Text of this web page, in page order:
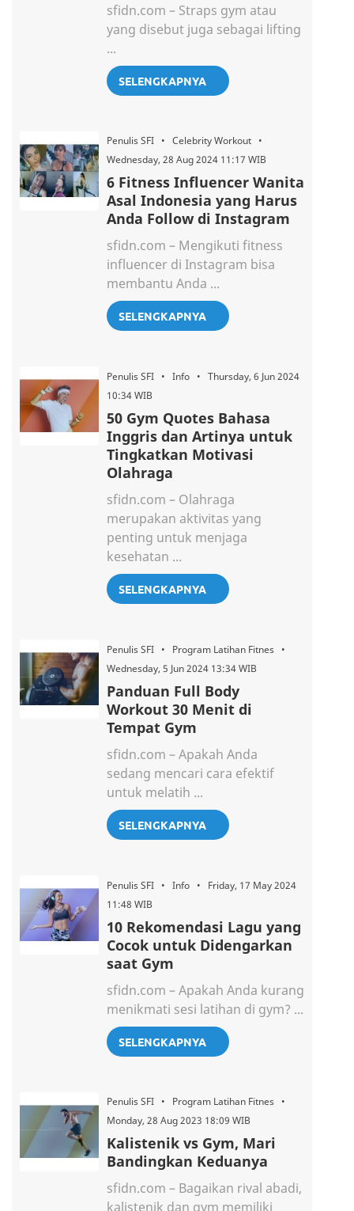
sfidn.com – Straps gym atau
yang disebut juga sebagai lifting
...
SELENGKAPNYA
Penulis SFI • Celebrity Workout •
Wednesday, 28 Aug 2024 11:17 WIB
6 Fitness Influencer Wanita
Asal Indonesia yang Harus
Anda Follow di Instagram
sfidn.com – Mengikuti fitness
influencer di Instagram bisa
membantu Anda ...
SELENGKAPNYA
Penulis SFI • Info • Thursday, 6 Jun 2024
10:34 WIB
50 Gym Quotes Bahasa
Inggris dan Artinya untuk
Tingkatkan Motivasi
Olahraga
sfidn.com – Olahraga
merupakan aktivitas yang
penting untuk menjaga
kesehatan ...
SELENGKAPNYA
Penulis SFI • Program Latihan Fitnes •
Wednesday, 5 Jun 2024 13:34 WIB
Panduan Full Body
Workout 30 Menit di
Tempat Gym
sfidn.com – Apakah Anda
sedang mencari cara efektif
untuk melatih ...
SELENGKAPNYA
Penulis SFI • Info • Friday, 17 May 2024
11:48 WIB
10 Rekomendasi Lagu yang
Cocok untuk Didengarkan
saat Gym
sfidn.com – Apakah Anda kurang
menikmati sesi latihan di gym? ...
SELENGKAPNYA
Penulis SFI • Program Latihan Fitnes •
Monday, 28 Aug 2023 18:09 WIB
Kalistenik vs Gym, Mari
Bandingkan Keduanya
sfidn.com – Bagaikan rival abadi,
kalistenik dan gym memiliki